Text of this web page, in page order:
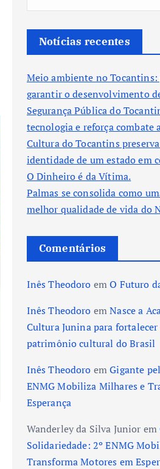
Notícias recentes
Meio ambiente no Tocantins:
garantir o desenvolvimento
Segurança Pública do
tecnologia e reforça combate
Cultura do Tocantins
identidade de um estado em
O Dinheiro é da Vítima.
Palmas se consolida como
melhor qualidade de vida do
Comentários
Inês Theodoro emO Futuro
Inês Theodoro emNasce a
Cultura Junina para
patrimônio cultural do Brasil
Inês Theodoro emGigante
ENMG Mobiliza Milhares e
Esperança
Wanderley da Silva Junior em
Solidariedade: 2º ENMG
Transforma Motores em